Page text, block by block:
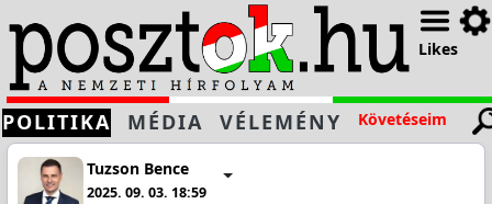
Likes
POLITIKA MÉDIA VÉLEMÉNY Követéseim
Tuzson Bence
2025. 09. 03. 18:59